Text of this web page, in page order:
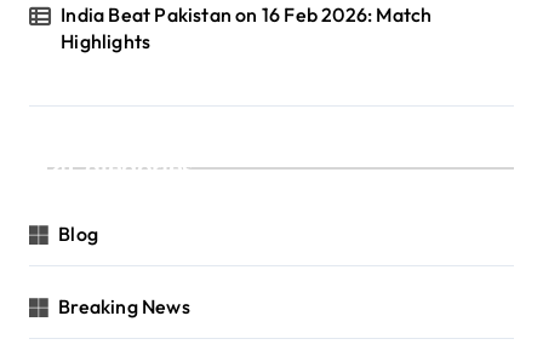
India Beat Pakistan on 16 Feb 2026: Match
Highlights
Categories
Blog
Breaking News